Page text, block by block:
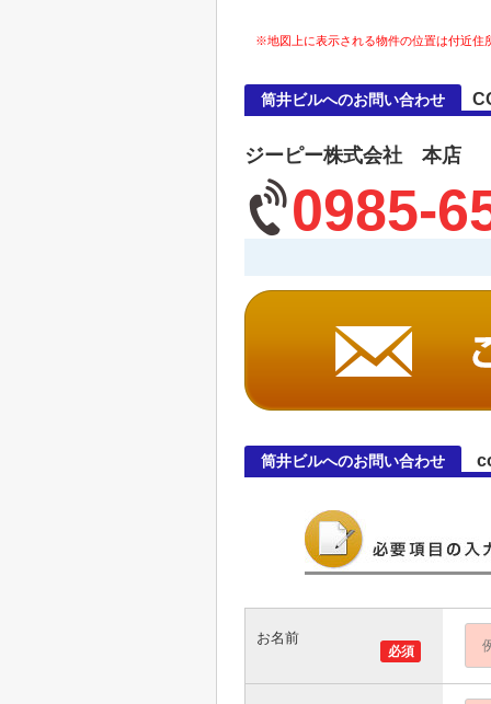
※地図上に表示される物件の位置は付近住
筒井ビルへのお問い合わせ
ジーピー株式会社 本店
0985-
筒井ビルへのお問い合わせ
必須
お名前